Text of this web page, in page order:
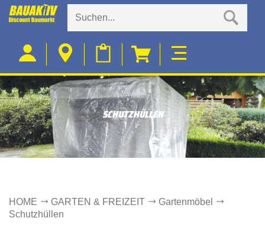
SCHUTZHÜLLEN
HOME GARTEN & FREIZEIT
Gartenmöbel
Schutzhüllen